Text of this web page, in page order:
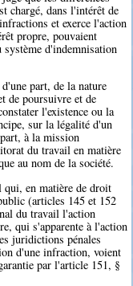
chargé, dans l'intérêt de
et exerce l'action
propre, pouvaient
d'indemnisation
part, de la nature
de poursuivre et de
l'existence ou la
sur la légalité d'un
à la mission
du travail en matière
au nom de la société.
en matière de droit
(articles 145 et 152
du travail l'action
qui s'apparente à l'action
juridictions pénales
d'une infraction, voient
par l'article 151, §